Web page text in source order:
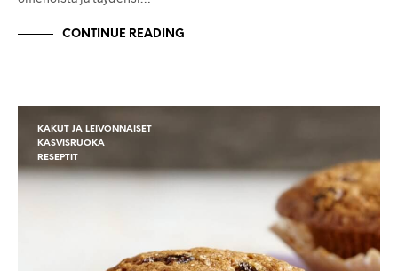
CONTINUE READING
KAKUT JA LEIVONNAISET
KASVISRUOKA
RESEPTIT